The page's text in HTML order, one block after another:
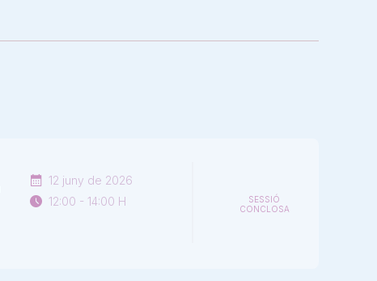
SESSIÓ
CONCLOSA
12 juny de 2026
12:00 - 14:00 H